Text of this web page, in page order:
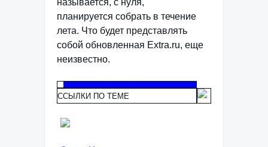
называется, с нуля,
планируется собрать в течение
лета. Что будет представлять
собой обновленная Extra.ru, еще
неизвестно.
ССЫЛКИ ПО ТЕМЕ